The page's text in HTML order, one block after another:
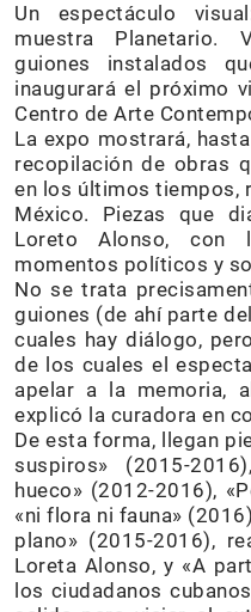
Un espectáculo
muestra Planetario.
guiones instalados
inaugurará el próximo
Centro de Arte
La expo mostrará,
recopilación de obras
en los últimos tiempos,
México. Piezas que
Loreto Alonso, con
momentos políticos y
No se trata
guiones (de ahí parte
cuales hay diálogo,
de los cuales el
apelar a la memoria,
explicó la curadora en
De esta forma, llegan
suspiros» (2015-
hueco» (2012-2016),
«ni flora ni fauna»
plano» (2015-2016),
Loreta Alonso, y «A
los ciudadanos